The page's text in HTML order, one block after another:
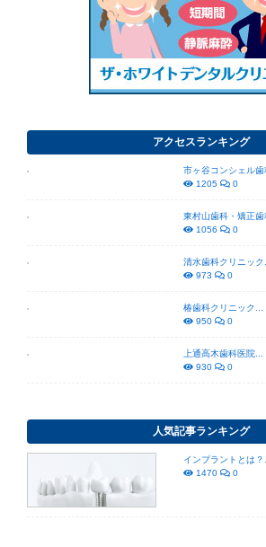
アクセスランキング
市ヶ谷コンシェル
1205
0
東村山歯科・矯正歯
1056
0
清水歯科クリニック
973
0
椿歯科クリニック...
950
0
上通高木歯科医院...
930
0
人気記事ランキング
インプラントとは？
1470
0